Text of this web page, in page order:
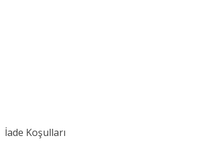
İade Koşulları